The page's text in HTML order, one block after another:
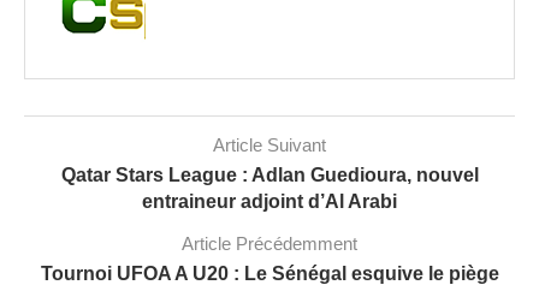
Article Suivant
Qatar Stars League : Adlan Guedioura, nouvel
entraineur adjoint d’Al Arabi
Article Précédemment
Tournoi UFOA A U20 : Le Sénégal esquive le piège